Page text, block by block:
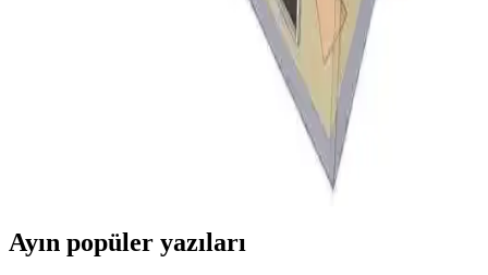
klima kullanımı konusunda uzlaşma yöntemleri ele alınmaktadır.
Enerji verimliliği ve maliyet paylaşımı detayları sunulmaktadır.
Klima ve Isıtma Sistemlerinde Filtre Yerinin Doğru
Klima ve ısıtma sistemlerinde filtreler dönüş hava kanalında bulunur.
Doğru filtre yeri tespiti ve düzenli bakım, cihaz performansı ve iç
Ayın popüler yazıları